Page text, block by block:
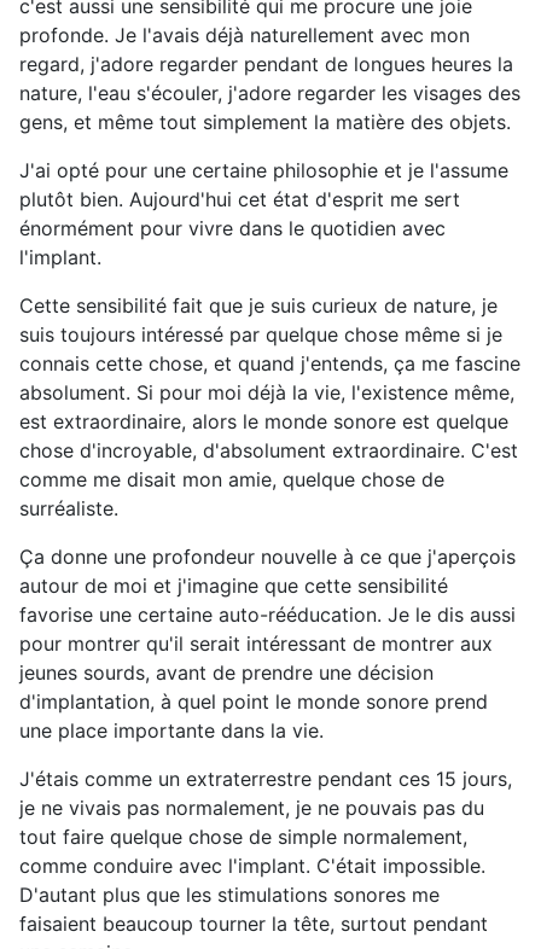
c'est aussi une sensibilité qui me procure une joie
profonde. Je l'avais déjà naturellement avec mon
regard, j'adore regarder pendant de longues heures la
nature, l'eau s'écouler, j'adore regarder les visages des
gens, et même tout simplement la matière des objets.
J'ai opté pour une certaine philosophie et je l'assume
plutôt bien. Aujourd'hui cet état d'esprit me sert
énormément pour vivre dans le quotidien avec
l'implant.
Cette sensibilité fait que je suis curieux de nature, je
suis toujours intéressé par quelque chose même si je
connais cette chose, et quand j'entends, ça me fascine
absolument. Si pour moi déjà la vie, l'existence même,
est extraordinaire, alors le monde sonore est quelque
chose d'incroyable, d'absolument extraordinaire. C'est
comme me disait mon amie, quelque chose de
surréaliste.
Ça donne une profondeur nouvelle à ce que j'aperçois
autour de moi et j'imagine que cette sensibilité
favorise une certaine auto-rééducation. Je le dis aussi
pour montrer qu'il serait intéressant de montrer aux
jeunes sourds, avant de prendre une décision
d'implantation, à quel point le monde sonore prend
une place importante dans la vie.
J'étais comme un extraterrestre pendant ces 15 jours,
je ne vivais pas normalement, je ne pouvais pas du
tout faire quelque chose de simple normalement,
comme conduire avec l'implant. C'était impossible.
D'autant plus que les stimulations sonores me
faisaient beaucoup tourner la tête, surtout pendant